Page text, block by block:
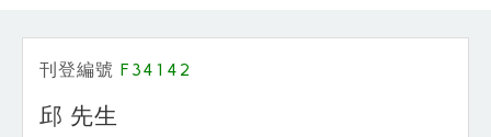
刊登編號 F34142
邱 先生